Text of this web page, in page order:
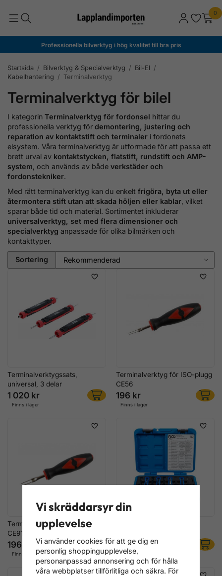
0
Professionella bilverktyg i hög kvalitet till bra pris
Startsida / Bilverktyg & Specialverktyg / Bil-El /
Kabelhantering / Terminalverktyg
Terminalverktyg för bilel
I kategorin Terminalverktyg för fordonsel hittar du
professionella verktyg för demontering, justering och
reparation av kontaktstift och terminaler i fordonets
elsystem. Våra terminalverktyg är utformade för att passa ett
brett urval av kontaktstycken, flatstift, rundstift och AMP-
system, och används av både verkstäder och
fordonstekniker.
Med rätt terminalverktyg kan du enkelt frigöra, byta ut eller
återmontera stift utan att skada höljen eller kablar, vilket
sparar både tid och material. Sortimentet inkluderar
universalverktyg, set med flera dimensioner och
specialverktyg anpassade för olika bilmärken och
kontakttyper.
Sortering
Terminalverktygssats,
universal, 3 delar
1 020 kr
Finns i lager
Terminalverktyg för ISO-plugg
CE56
196 kr
Finns i lager
Terminalverktyg för ISO-plugg
CE91
196 kr
Finns i lager
1 596 kr
Finns i lager
Vi skräddarsyr din
upplevelse
Vi använder cookies för att ge dig en
personlig shoppingupplevelse,
personanpassad annonsering och för hålla
våra webbplatser tillförlitliga och säkra. För